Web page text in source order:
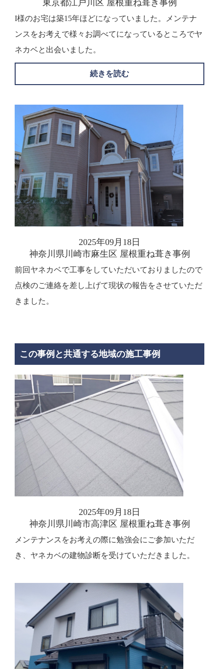
東京都江戸川区 屋根重ね葺き事例
I様のお宅は築15年ほどになっていました。メンテナ
ンスをお考えで様々お調べてになっているところでヤ
ネカベと出会いました。
続きを読む
2025年09月18日
神奈川県川崎市麻生区 屋根重ね葺き事例
前回ヤネカベで工事をしていただいておりましたので
点検のご連絡を差し上げて現状の報告をさせていただ
きました。
この事例と共通する地域の施工事例
2025年09月18日
神奈川県川崎市高津区 屋根重ね葺き事例
メンテナンスをお考えの際に勉強会にご参加いただ
き、ヤネカベの建物診断を受けていただきました。